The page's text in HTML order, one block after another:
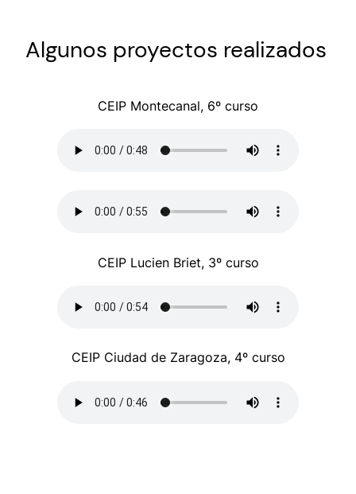
Algunos proyectos realizados
CEIP Montecanal, 6º curso
CEIP Lucien Briet, 3º curso
CEIP Ciudad de Zaragoza, 4º curso